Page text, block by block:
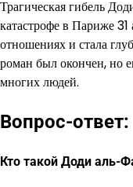
Трагическая гибель
катастрофе в Париже 31
отношениях и стала
роман был окончен, но
многих людей.
Вопрос-ответ:
Кто такой Доди аль-